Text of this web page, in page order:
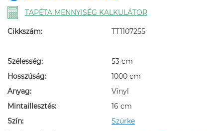
TAPÉTA MENNYISÉG KALKULÁTOR
Cikkszám: TT1107255
Szélesség:
53 cm
Hosszúság:
1000 cm
Anyag:
Vinyl
Mintaillesztés:
16 cm
Szín:
Szürke